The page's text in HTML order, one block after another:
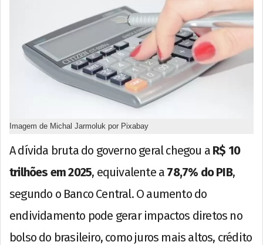
Imagem de Michal Jarmoluk por Pixabay
A dívida bruta do governo geral chegou a R$ 10
trilhões em 2025, equivalente a 78,7% do PIB,
segundo o Banco Central. O aumento do
endividamento pode gerar impactos diretos no
bolso do brasileiro, como juros mais altos, crédito